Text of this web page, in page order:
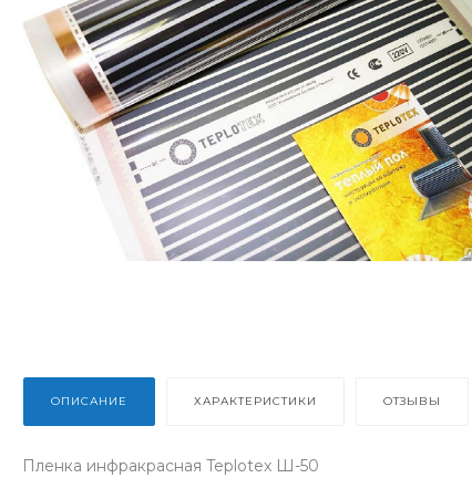
ОПИСАНИЕ ХАРАКТЕРИСТИКИ ОТЗЫВЫ
Пленка инфракрасная Teplotex Ш-50